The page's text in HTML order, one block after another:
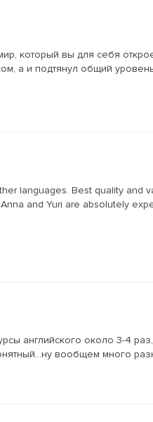
который вы для себя
а и подтянул общий
languages. Best quality and
and Yuri are absolutely
английского около 3-4
вообщем много